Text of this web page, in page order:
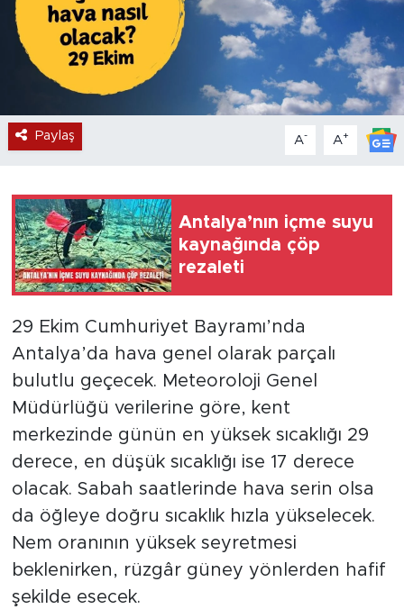
Paylaş A- A+
Antalya’nın içme suyu
kaynağında çöp
rezaleti
29 Ekim Cumhuriyet Bayramı’nda
Antalya’da hava genel olarak parçalı
bulutlu geçecek. Meteoroloji Genel
Müdürlüğü verilerine göre, kent
merkezinde günün en yüksek sıcaklığı 29
derece, en düşük sıcaklığı ise 17 derece
olacak. Sabah saatlerinde hava serin olsa
da öğleye doğru sıcaklık hızla yükselecek.
Nem oranının yüksek seyretmesi
beklenirken, rüzgâr güney yönlerden hafif
şekilde esecek.
Spor
Turizm